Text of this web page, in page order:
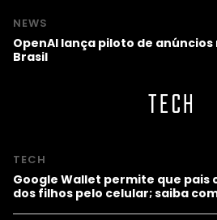
NEWS
OpenAI lança piloto de anúncios
Brasil
TECH
TECH
Google Wallet permite que
dos filhos pelo celular; saiba